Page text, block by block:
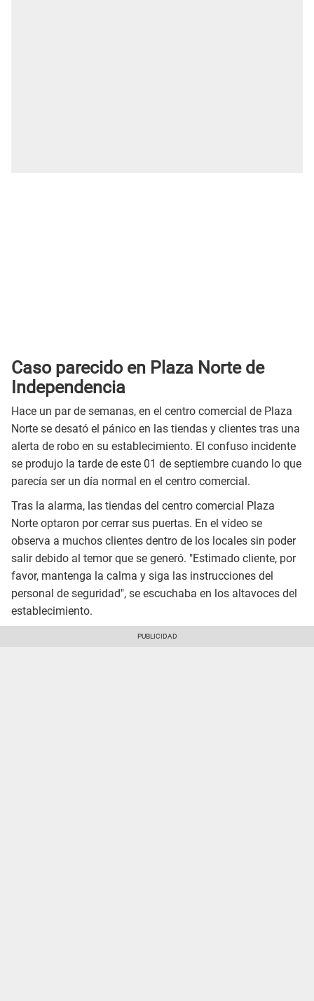
Caso parecido en Plaza Norte de
Independencia
Hace un par de semanas, en el centro comercial de Plaza
Norte se desató el pánico en las tiendas y clientes tras una
alerta de robo en su establecimiento. El confuso incidente
se produjo la tarde de este 01 de septiembre cuando lo que
parecía ser un día normal en el centro comercial.
Tras la alarma, las tiendas del centro comercial Plaza
Norte optaron por cerrar sus puertas. En el vídeo se
observa a muchos clientes dentro de los locales sin poder
salir debido al temor que se generó. "Estimado cliente, por
favor, mantenga la calma y siga las instrucciones del
personal de seguridad", se escuchaba en los altavoces del
establecimiento.